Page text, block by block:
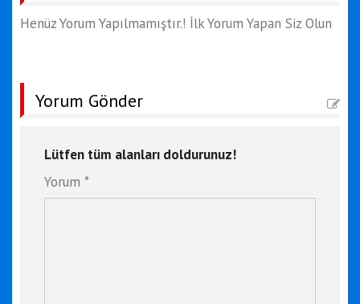
Henüz Yorum Yapılmamıştır.! İlk Yorum Yapan Siz Olun
Yorum Gönder
Lütfen tüm alanları doldurunuz!
Yorum *